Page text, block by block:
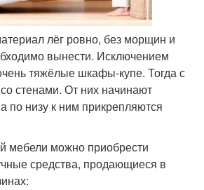
лёг ровно, без морщин и
вынести. Исключением
тяжёлые шкафы-купе. Тогда с
стенами. От них начинают
по низу к ним прикрепляются
мебели можно приобрести
средства, продающиеся в